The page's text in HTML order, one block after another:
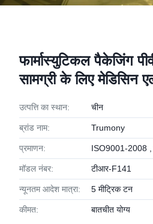
फार्मास्युटिकल पैकेजिंग
सामग्री के लिए मेडिसिन
उत्पत्ति का स्थान: चीन
ब्रांड नाम: Trumony
प्रमाणन: ISO9001-2008
मॉडल नंबर: टीआर-F141
न्यूनतम आदेश मात्रा: 5 मीट्रिक टन
कीमत: बातचीत योग्य